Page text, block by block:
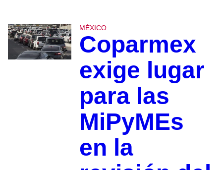
MÉXICO
Coparmex
exige lugar
para las
MiPyMEs
en la